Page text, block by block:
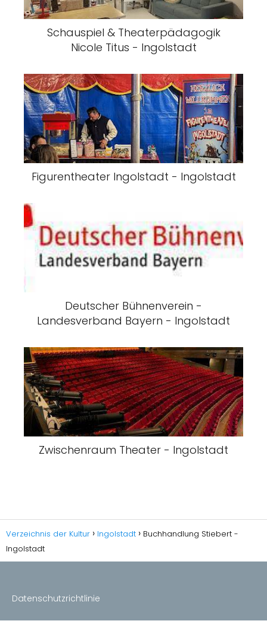
Schauspiel & Theaterpädagogik
Nicole Titus - Ingolstadt
Figurentheater Ingolstadt - Ingolstadt
Deutscher Bühnenverein -
Landesverband Bayern - Ingolstadt
Zwischenraum Theater - Ingolstadt
Verzeichnis der Kultur Ingolstadt
Buchhandlung Stiebert -
Ingolstadt
Datenschutzrichtlinie